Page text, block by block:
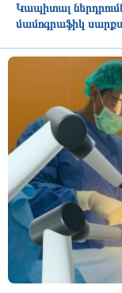
Կապիտալ
մամոգրաֆիկ